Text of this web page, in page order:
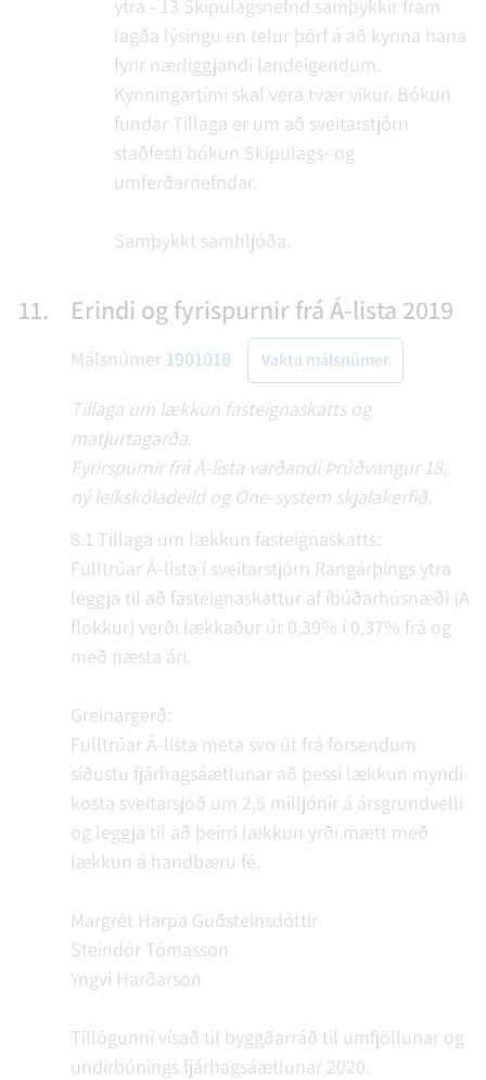
ytra - 13 Skipulagsnefnd samþykkir fram
lagða lýsingu en telur þörf á að kynna hana
fyrir nærliggjandi landeigendum.
Kynningartími skal vera tvær vikur. Bókun
fundar Tillaga er um að sveitarstjórn
staðfesti bókun Skipulags- og
umferðarnefndar.
Samþykkt samhljóða.
11. Erindi og fyrispurnir frá Á-lista 2019
Málsnúmer 1901018 Vakta málsnúmer
Tillaga um lækkun fasteignaskatts og
matjurtagarða.
Fyrirspurnir frá Á-lista varðandi Þrúðvangur 18,
ný leikskóladeild og One-system skjalakerfið.
8.1 Tillaga um lækkun fasteignaskatts:
Fulltrúar Á-lista í sveitarstjórn Rangárþings ytra
leggja til að fasteignaskattur af íbúðarhúsnæði (A
flokkur) verði lækkaður úr 0,39% í 0,37% frá og
með næsta ári.
Greinargerð:
Fulltrúar Á-lista meta svo út frá forsendum
síðustu fjárhagsáætlunar að þessi lækkun myndi
kosta sveitarsjóð um 2,5 milljónir á ársgrundvelli
og leggja til að þeirri lækkun yrði mætt með
lækkun á handbæru fé.
Margrét Harpa Guðsteinsdóttir
Steindór Tómasson
Yngvi Harðarson
Tillögunni vísað til byggðarráð til umfjöllunar og
undirbúnings fjárhagsáætlunar 2020.